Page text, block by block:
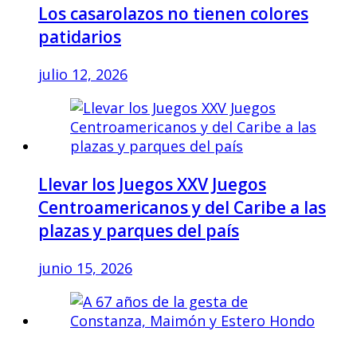
Los casarolazos no tienen colores
patidarios
julio 12, 2026
Llevar los Juegos XXV Juegos
Centroamericanos y del Caribe a las
plazas y parques del país
junio 15, 2026